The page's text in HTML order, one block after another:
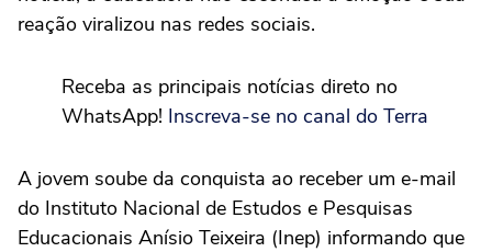
reação viralizou nas redes sociais.
Receba as principais notícias direto no
WhatsApp! Inscreva-se no canal do Terra
A jovem soube da conquista ao receber um e-mail
do Instituto Nacional de Estudos e Pesquisas
Educacionais Anísio Teixeira (Inep) informando que